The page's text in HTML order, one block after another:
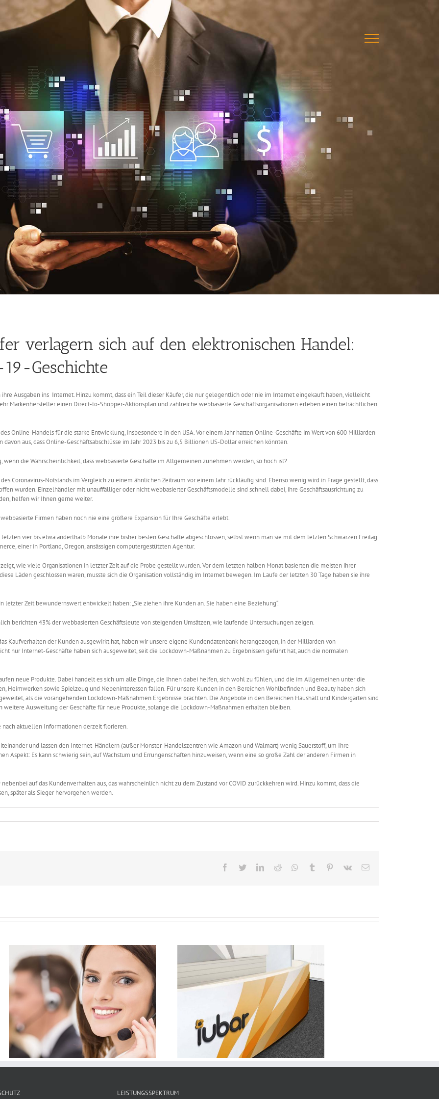
verlagern sich auf den elektronischen Handel:
Geschichte
Ausgaben ins Internet. Hinzu kommt, dass ein Teil dieser Käufer, die nur gelegentlich oder nie im Internet eingekauft haben, vielleicht
Markenhersteller einen Direct-to-Shopper-Aktionsplan und zahlreiche webbasierte Geschäftsorganisationen erleben einen beträchtlichen
Online-Handels für die starke Entwicklung, insbesondere in den USA. Vor einem Jahr hatten Online-Geschäfte im Wert von 600 Milliarden
aus, dass Online-Geschäftsabschlüsse im Jahr 2023 bis zu 6,5 Billionen US-Dollar erreichen könnten.
die Wahrscheinlichkeit, dass webbasierte Geschäfte im Allgemeinen zunehmen werden, so hoch ist?
Coronavirus-Notstands im Vergleich zu einem ähnlichen Zeitraum vor einem Jahr rückläufig sind. Ebenso wenig wird in Frage gestellt, dass
wurden. Einzelhändler mit unauffälliger oder nicht webbasierter Geschäftsmodelle sind schnell dabei, ihre Geschäftsausrichtung zu
helfen wir Ihnen gerne weiter.
Firmen haben noch nie eine größere Expansion für Ihre Geschäfte erlebt.
vier bis etwa anderthalb Monate ihre bisher besten Geschäfte abgeschlossen, selbst wenn man sie mit dem letzten Schwarzen Freitag
einer in Portland, Oregon, ansässigen computergestützten Agentur.
wie viele Organisationen in letzter Zeit auf die Probe gestellt wurden. Vor dem letzten halben Monat basierten die meisten ihrer
Läden geschlossen waren, musste sich die Organisation vollständig im Internet bewegen. Im Laufe der letzten 30 Tage haben sie ihre
Zeit bewundernswert entwickelt haben: „Sie ziehen ihre Kunden an. Sie haben eine Beziehung“.
berichten 43% der webbasierten Geschäftsleute von steigenden Umsätzen, wie laufende Untersuchungen zeigen.
Kaufverhalten der Kunden ausgewirkt hat, haben wir unsere eigene Kundendatenbank herangezogen, in der Milliarden von
nur Internet-Geschäfte haben sich ausgeweitet, seit die Lockdown-Maßnahmen zu Ergebnissen geführt hat, auch die normalen
neue Produkte. Dabei handelt es sich um alle Dinge, die Ihnen dabei helfen, sich wohl zu fühlen, und die im Allgemeinen unter die
Heimwerken sowie Spielzeug und Nebeninteressen fallen. Für unsere Kunden in den Bereichen Wohlbefinden und Beauty haben sich
als die vorangehenden Lockdown-Maßnahmen Ergebnisse brachten. Die Angebote in den Bereichen Haushalt und Kindergärten sind
weitere Ausweitung der Geschäfte für neue Produkte, solange die Lockdown-Maßnahmen erhalten bleiben.
nach aktuellen Informationen derzeit florieren.
und lassen den Internet-Händlern (außer Monster-Handelszentren wie Amazon und Walmart) wenig Sauerstoff, um Ihre
Aspekt: Es kann schwierig sein, auf Wachstum und Errungenschaften hinzuweisen, wenn eine so große Zahl der anderen Firmen in
auf das Kundenverhalten aus, das wahrscheinlich nicht zu dem Zustand vor COVID zurückkehren wird. Hinzu kommt, dass die
später als Sieger hervorgehen werden.
Facebook
TwitterLinkedIn
Reddit Whatsapp
Tumblr Pinterest
Vk Email
Repricing – Preisoptimierung –
Marktbeobachtung
LEISTUNGSSPEKTRUM